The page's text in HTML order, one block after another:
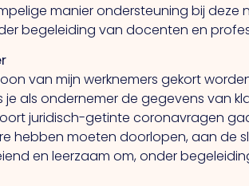
manier ondersteuning bij deze
begeleiding van docenten en
van mijn werknemers gekort
als ondernemer de gegevens van
juridisch-getinte coronavragen
hebben moeten doorlopen, aan de
en leerzaam om, onder